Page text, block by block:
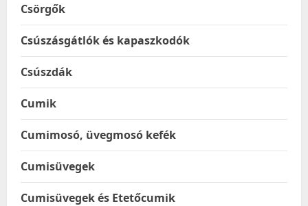
Csörgők
Csúszásgátlók és kapaszkodók
Csúszdák
Cumik
Cumimosó, üvegmosó kefék
Cumisüvegek
Cumisüvegek és Etetőcumik